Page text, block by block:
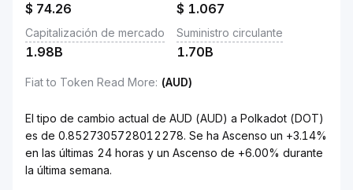
$ 74.26 $ 1.067
Capitalización de mercado
1.98B
Suministro circulante
1.70B
Fiat to Token Read More: (AUD)
El tipo de cambio actual de AUD (AUD) a Polkadot (DOT)
es de 0.8527305728012278. Se ha Ascenso un +3.14%
en las últimas 24 horas y un Ascenso de +6.00% durante
la última semana.